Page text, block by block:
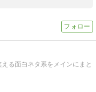
る面白ネタ系をメインにまと